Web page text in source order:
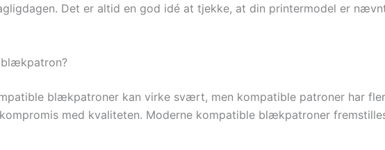
Det er altid en god idé at tjekke, at din printermodel er
blækpatroner kan virke svært, men kompatible patroner har
med kvaliteten. Moderne kompatible blækpatroner